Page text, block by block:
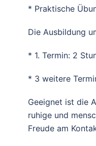
* Praktische
Die Ausbildung
* 1. Termin: 2
* 3 weitere
Geeignet ist die
ruhige und
Freude am